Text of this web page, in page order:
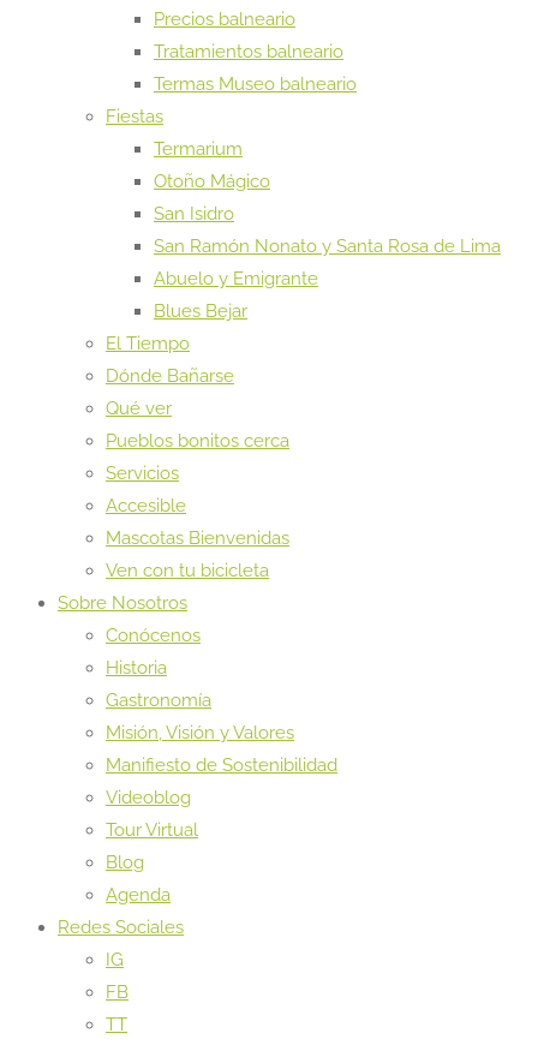
Precios balneario
Tratamientos balneario
Termas Museo balneario
Fiestas
Termarium
Otoño Mágico
San Isidro
San Ramón Nonato y Santa Rosa de Lima
Abuelo y Emigrante
Blues Bejar
El Tiempo
Dónde Bañarse
Qué ver
Pueblos bonitos cerca
Servicios
Accesible
Mascotas Bienvenidas
Ven con tu bicicleta
Sobre Nosotros
Conócenos
Historia
Gastronomía
Misión, Visión y Valores
Manifiesto de Sostenibilidad
Videoblog
Tour Virtual
Blog
Agenda
Redes Sociales
IG
FB
TT